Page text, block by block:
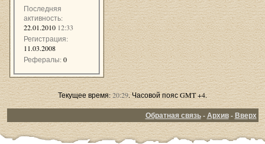
Последняя
активность:
22.01.2010 12:33
Регистрация:
11.03.2008
Рефералы: 0
Текущее время:20:29. Часовой пояс GMT +4.
Обратная связь-Архив-Вверх